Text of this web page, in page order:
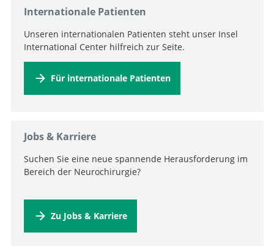
Internationale Patienten
Unseren internationalen Patienten steht unser Insel
International Center hilfreich zur Seite.
Für internationale Patienten
Jobs & Karriere
Suchen Sie eine neue spannende Herausforderung im
Bereich der Neurochirurgie?
Zu Jobs & Karriere